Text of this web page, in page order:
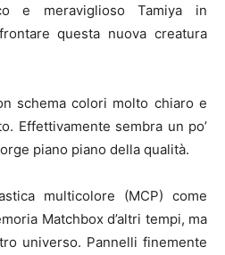
e meraviglioso Tamiya in
questa nuova creatura
schema colori molto chiaro e
Effettivamente sembra un po’
piano piano della qualità.
multicolore (MCP) come
Matchbox d’altri tempi, ma
universo. Pannelli finemente